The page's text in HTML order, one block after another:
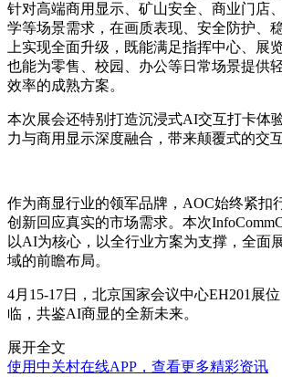
针对高端商用显示、矿山安全、商业门店
学等场景需求，在画质表现、安全防护、
上实现全面升级，既能满足指挥中心、展
也能为零售、校园、办公等日常场景提供
效率的成熟方案。
本次展会还特别打造沉浸式AI交互打卡体
力与商用显示深度融合，带来颠覆式的交
作为商显行业的领军品牌，AOC始终紧扣
创新回应真实的市场需求。本次
以AI为核心，以全行业方案为支撑，全面
域的前瞻布局。
4月15-17日，北京国家会议中心EH201展
临，共鉴AI商显的全新未来。
展开全文
使用中关村在线APP，查看更多精彩资讯